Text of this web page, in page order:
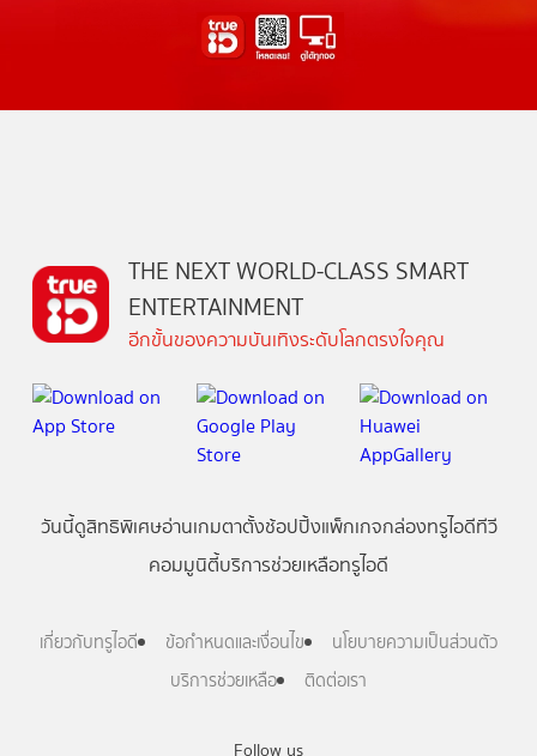
Follow us
THE NEXT WORLD-CLASS SMART
ENTERTAINMENT
อีกขั้นของความบันเทิงระดับโลกตรงใจคุณ
วันนี้ดูสิทธิพิเศษอ่านเกมตาตั้งช้อปปิ้งแพ็กเกจกล่องทรูไอดีทีวี
คอมมูนิตี้บริการช่วยเหลือทรูไอดี
เกี่ยวกับทรูไอดี ข้อกำหนดและเงื่อนไข
นโยบายความเป็นส่วนตัว
บริการช่วยเหลือ
ติดต่อเรา